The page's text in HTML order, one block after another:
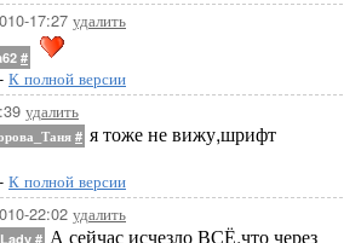
17:27 удалить
#
- К полной версии
удалить
# я тоже не вижу,шрифт
- К полной версии
22:02 удалить
# А сейчас исчезло ВСЁ,что через